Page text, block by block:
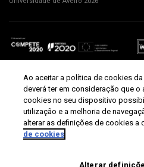
Ao aceitar a política de cookies
deverá ter em consideração que o
cookies no seu dispositivo
utilização e a melhoria de
alterar as definições de cookies a
de cookies
Alterar